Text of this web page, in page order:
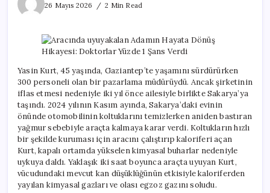
26 Mayıs 2026
2 Min Read
Dönüş
Hikayesi:
Yüzde
1
Şans
Verdi
için
Yasin Kurt, 45 yaşında, Gaziantep’te yaşamını sürdürürken
300 personeli olan bir pazarlama müdürüydü. Ancak şirketinin
iflas etmesi nedeniyle iki yıl önce ailesiyle birlikte Sakarya’ya
taşındı. 2024 yılının Kasım ayında, Sakarya’daki evinin
önünde otomobilinin koltuklarını temizlerken aniden bastıran
yağmur sebebiyle araçta kalmaya karar verdi. Koltukların hızlı
bir şekilde kuruması için aracını çalıştırıp kaloriferi açan
Kurt, kapalı ortamda yükselen kimyasal buharlar nedeniyle
uykuya daldı. Yaklaşık iki saat boyunca araçta uyuyan Kurt,
vücudundaki mevcut kan düşüklüğünün etkisiyle kaloriferden
yayılan kimyasal gazları ve olası egzoz gazını soludu.